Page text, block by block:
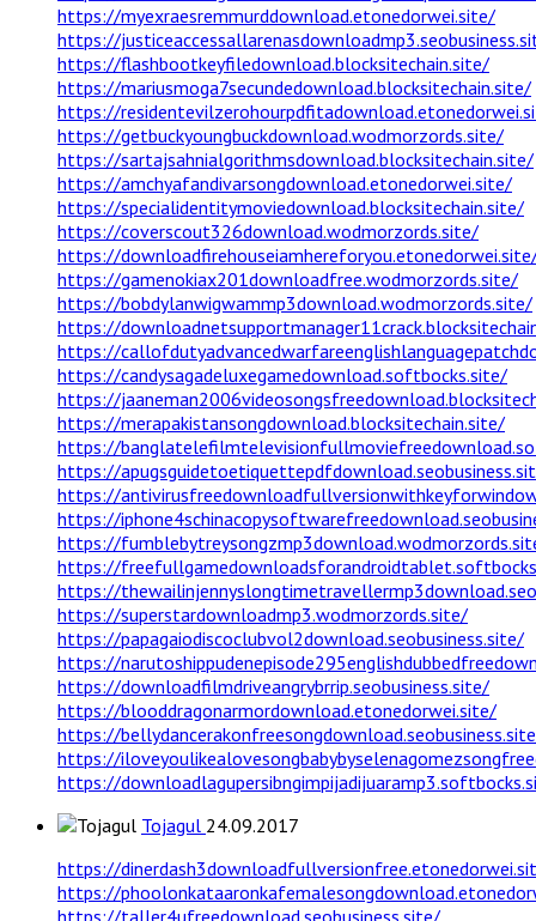
https://myexraesremmurddownload.etonedorwei.site/
https://
https://flashbootkeyfiledownload.blocksitechain.site/
https://mariusmoga7secundedownload.blocksitechain.site/
https://
https://getbuckyoungbuckdownload.wodmorzords.site/
https://sartajsahnialgorithmsdownload.blocksitechain.site/
https://amchyafandivarsongdownload.etonedorwei.site/
https://specialidentitymoviedownload.blocksitechain.site/
https://coverscout326download.wodmorzords.site/
https://
https://gamenokiax201downloadfree.wodmorzords.site/
https://bobdylanwigwammp3download.wodmorzords.site/
https://
https://
https://candysagadeluxegamedownload.softbocks.site/
https://
https://merapakistansongdownload.blocksitechain.site/
https://
https://
https://
https://
https://
https://
https://
https://superstardownloadmp3.wodmorzords.site/
https://papagaiodiscoclubvol2download.seobusiness.site/
https://
https://downloadfilmdriveangrybrrip.seobusiness.site/
https://blooddragonarmordownload.etonedorwei.site/
https://
https://
https://
Tojagul 24.09.2017
https://
https://
https://taller4ufreedownload.seobusiness.site/